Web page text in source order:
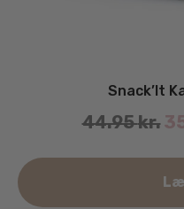
Snack’It
44.95kr.